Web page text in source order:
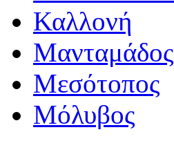
Καλλονή
Μανταμάδος
Μεσότοπος
Μόλυβος